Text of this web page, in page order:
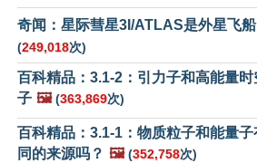
奇闻：星际彗星3I/ATLAS是外星飞船
(249,018次)
百科精品：3.1-2：引力子和高能量时
子 🖼️ (363,869次)
百科精品：3.1-1：物质粒子和能量子
同的来源吗？ 🖼️ (352,758次)